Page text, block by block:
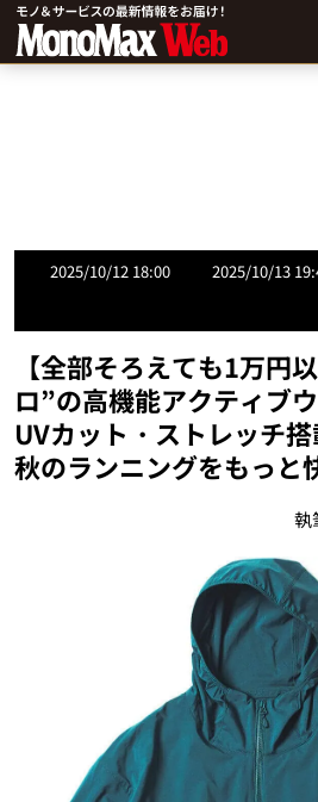
2025/10/12 18:00 2025/10/13
【全部そろえても1万円
ロ”の高機能アクティブ
UVカット・ストレッチ
秋のランニングをもっと
執